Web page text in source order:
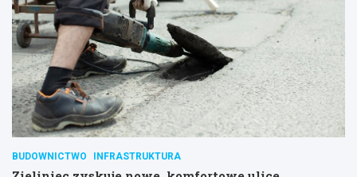
BUDOWNICTWO INFRASTRUKTURA